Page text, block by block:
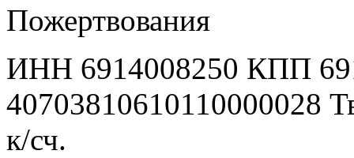
Пожертвования
ИНН 6914008250 КПП
40703810610110000028
к/сч.